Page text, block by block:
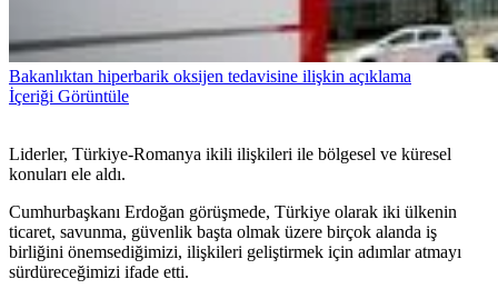
Bakanlıktan hiperbarik oksijen tedavisine ilişkin açıklama
İçeriği Görüntüle
Liderler, Türkiye-Romanya ikili ilişkileri ile bölgesel ve küresel
konuları ele aldı.
Cumhurbaşkanı Erdoğan görüşmede, Türkiye olarak iki ülkenin
ticaret, savunma, güvenlik başta olmak üzere birçok alanda iş
birliğini önemsediğimizi, ilişkileri geliştirmek için adımlar atmayı
sürdüreceğimizi ifade etti.